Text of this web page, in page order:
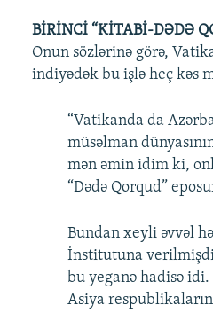
BİRİNCİ “KİTABİ-DƏDƏ
Onun sözlərinə görə,
indiyədək bu işlə heç kəs
“Vatikanda da
müsəlman
mən əmin idim ki,
“Dədə Qorqud”
Bundan xeyli əvvəl
İnstitutuna
bu yeganə hadisə
Asiya